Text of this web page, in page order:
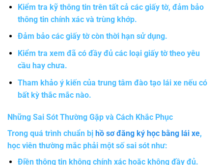
Kiểm tra kỹ thông tin trên tất cả các giấy tờ, đảm bảo
thông tin chính xác và trùng khớp.
Đảm bảo các giấy tờ còn thời hạn sử dụng.
Kiểm tra xem đã có đầy đủ các loại giấy tờ theo yêu
cầu hay chưa.
Tham khảo ý kiến của trung tâm đào tạo lái xe nếu có
bất kỳ thắc mắc nào.
Những Sai Sót Thường Gặp và Cách Khắc Phục
Trong quá trình chuẩn bị hồ sơ đăng ký học bằng lái xe,
học viên thường mắc phải một số sai sót như:
Điền thông tin không chính xác hoặc không đầy đủ.